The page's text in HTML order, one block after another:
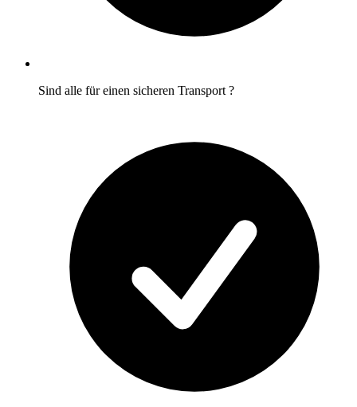
Sind alle für einen sicheren Transport ?